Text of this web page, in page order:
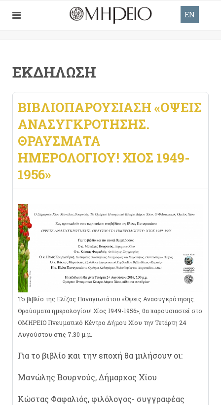
EN
ΕΚΔΉΛΩΣΗ
ΒΙΒΛΙΟΠΑΡΟΥΣΊΑΣΗ «ΌΨΕΙΣ
ΑΝΑΣΥΓΚΡΌΤΗΣΗΣ.
ΘΡΑΎΣΜΑΤΑ
ΗΜΕΡΟΛΟΓΊΟΥ! ΧΊΟΣ 1949-
1956»
Το βιβλίο της Ελίζας Παναγιωτάτου «Όψεις Ανασυγκρότησης.
Θραύσματα ημερολογίου! Χίος 1949-1956», θα παρουσιαστεί στο
ΟΜΗΡΕΙΟ Πνευματικό Κέντρο Δήμου Χίου την Τετάρτη 24
Αυγούστου στις 7.30 μ.μ.
Για το βιβλίο και την εποχή θα μιλήσουν οι:
Μανώλης Βουρνούς, Δήμαρχος Χίου
Κώστας Φαφαλιός, φιλόλογος- συγγραφέας